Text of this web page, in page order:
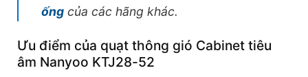
ống của các hãng khác.
Ưu điểm của quạt thông gió Cabinet tiêu
âm Nanyoo KTJ28-52